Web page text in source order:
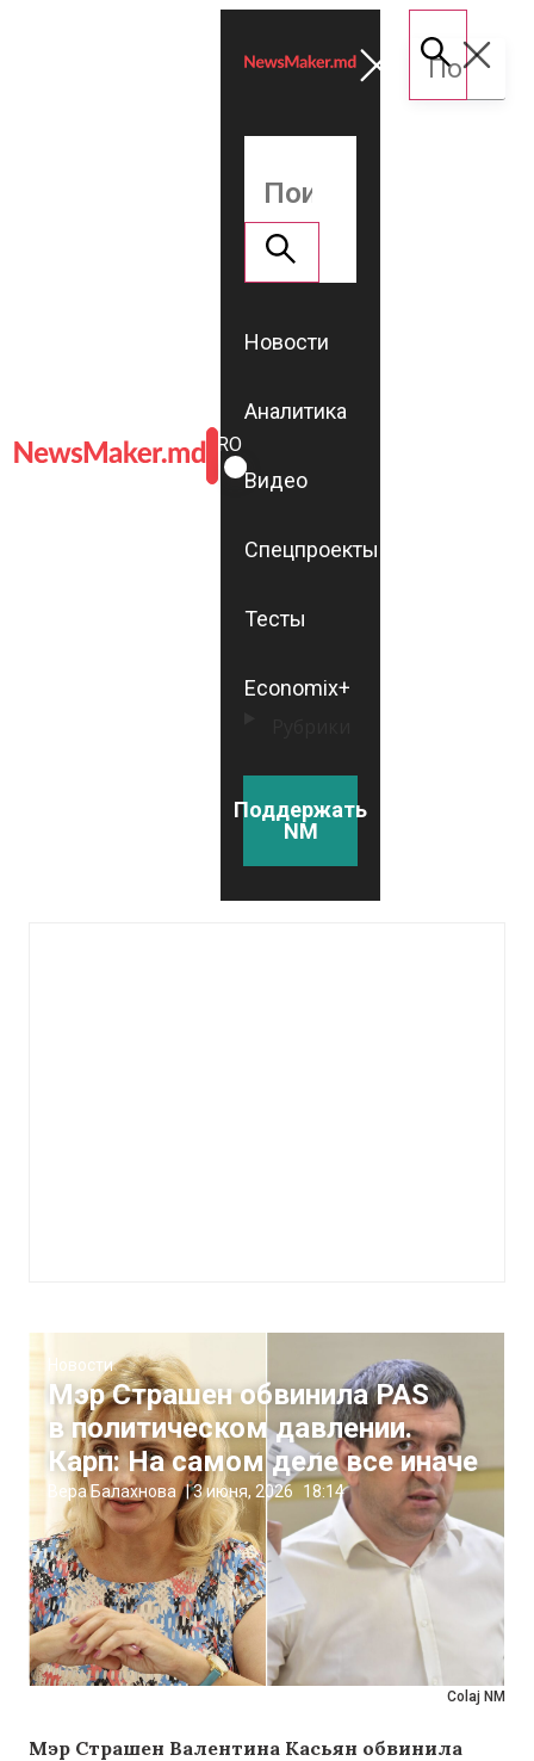
ROMÂNĂ
RU
Новости
Аналитика
Видео
Спецпроекты
Тесты
Economix+
Поддержать
NM
Colaj NM
Новости
Мэр Страшен обвинила PAS
в политическом давлении.
Карп: На самом деле все иначе
Вера Балахнова |3 июня, 2026 18:14
Мэр Страшен Валентина Касьян обвинила